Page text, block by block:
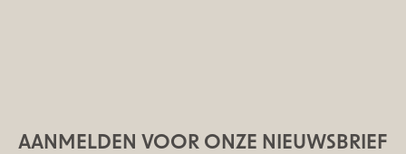
AANMELDEN VOOR ONZE NIEUWSBRIEF